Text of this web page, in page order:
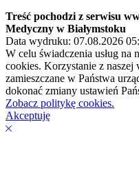
Treść pochodzi z serwisu
Medyczny w Białymstoku
Data wydruku: 07.08.2026
W celu świadczenia usług
cookies. Korzystanie z naszej
zamieszczane w Państwa
dokonać zmiany ustawień
Zobacz politykę cookies.
Akceptuję